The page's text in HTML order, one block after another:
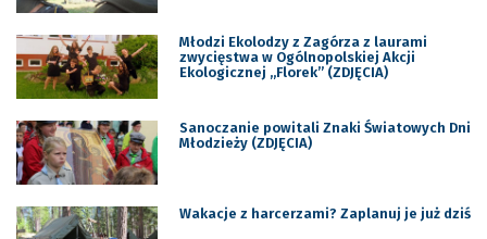
Młodzi Ekolodzy z Zagórza z laurami
zwycięstwa w Ogólnopolskiej Akcji
Ekologicznej „Florek” (ZDJĘCIA)
Sanoczanie powitali Znaki Światowych Dni
Młodzieży (ZDJĘCIA)
Wakacje z harcerzami? Zaplanuj je już dziś